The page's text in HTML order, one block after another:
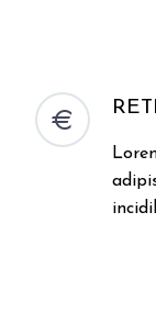

